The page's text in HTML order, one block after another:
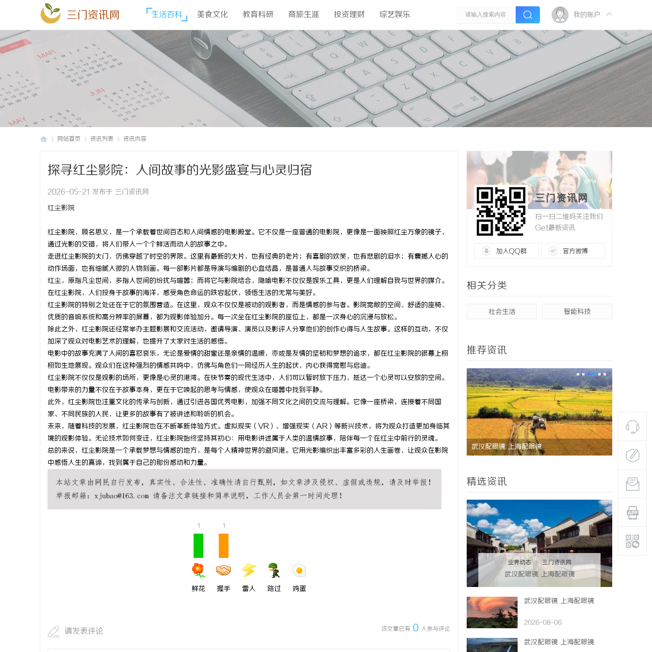
三门资讯网 生活百科 美食文化 教育科研 商旅生涯 投资理财 综艺娱乐 我的账户
网站首页 资讯列表 资讯内容
探寻红尘影院：人间故事的光影盛宴与心灵归宿
2026-05-21 发布于 三门资讯网
红尘影院
红尘影院，顾名思义，是一个承载着世间百态和人间情感的电影殿堂。它不仅是一座普通的电影院，更像是一面映照红尘万象的镜子，
通过光影的交错，将人们带入一个个鲜活而动人的故事之中。
走进红尘影院的大门，仿佛穿越了时空的界限。这里有最新的大片，也有经典的老片；有喜剧的欢笑，也有悲剧的泪水；有震撼人心的
动作场面，也有细腻入微的人物刻画。每一部影片都是导演与编剧的心血结晶，是普通人与故事交织的桥梁。
红尘，原指凡尘世间，多指人世间的纷扰与喧嚣；而将它与影院结合，隐喻电影不仅仅是娱乐工具，更是人们理解自我与世界的媒介。
在红尘影院，人们投身于故事的海洋，感受角色命运的跌宕起伏，领悟生活的无常与美好。
红尘影院的特别之处还在于它的氛围营造。在这里，观众不仅仅是被动的观影者，而是情感的参与者。影院宽敞的空间、舒适的座椅、
优质的音响系统和高分辨率的屏幕，都为观影体验加分。每一次坐在红尘影院的座位上，都是一次身心的沉浸与放松。
除此之外，红尘影院还经常举办主题影展和交流活动，邀请导演、演员以及影评人分享他们的创作心得与人生故事。这样的互动，不仅
加深了观众对电影艺术的理解，也提升了大家对生活的感悟。
电影中的故事充满了人间的喜怒哀乐，无论是爱情的甜蜜还是亲情的温暖，亦或是友情的坚韧和梦想的追求，都在红尘影院的银幕上栩
栩如生地展现。观众们在这种强烈的情感共鸣中，仿佛与角色们一同经历人生的起伏，内心获得宽慰与启迪。
红尘影院不仅仅是观影的场所，更像是心灵的港湾。在快节奏的现代生活中，人们可以暂时放下压力，抵达一个心灵可以安放的空间。
电影带来的力量不仅在于故事本身，更在于它唤起的思考与情感，使观众在喧嚣中找到平静。
此外，红尘影院也注重文化的传承与创新，通过引进各国优秀电影，加强不同文化之间的交流与理解。它像一座桥梁，连接着不同国
家、不同民族的人民，让更多的故事有了被讲述和聆听的机会。
未来，随着科技的发展，红尘影院也在不断革新体验方式。虚拟现实（VR）、增强现实（AR）等新兴技术，将为观众打造更加身临其
境的观影体验。无论技术如何变迁，红尘影院始终坚持其初心：用电影讲述属于人类的温情故事，陪伴每一个在红尘中前行的灵魂。
总的来说，红尘影院是一个承载梦想与情感的地方，是每个人精神世界的避风港。它用光影编织出丰富多彩的人生画卷，让观众在影院
中感悟人生的真谛，找到属于自己的那份感动和力量。
1
鲜花
1
握手 雷人 路过 鸡蛋
该文章已有 0 人参与评论
请发表评论
三门资讯网
扫一扫二维码关注我们
Get最新资讯
加入QQ群 官方微博
相关分类
社会生活 智能科技
推荐资讯
武汉配眼镜 上海配眼镜 激光焊接系列：高效、精准及环保的制造解决 武汉配眼镜 上海配眼镜 深度解析
与优势
精选资讯
业界动态 | 三门资讯网
武汉配眼镜 上海配眼镜
武汉配眼镜 上海配眼镜
2026-08-06
武汉配眼镜 上海配眼镜